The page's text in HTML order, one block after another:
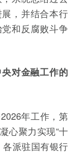
，并结合本行
和反腐败斗争
对金融工作的
年工作，第
心聚力实现“十
各派驻国有银行